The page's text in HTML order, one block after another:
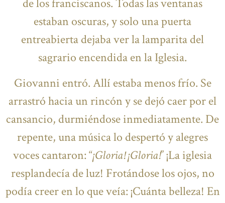
de los franciscanos. Todas las ventanas
estaban oscuras, y solo una puerta
entreabierta dejaba ver la lamparita del
sagrario encendida en la Iglesia.
Giovanni entró. Allí estaba menos frío. Se
arrastró hacia un rincón y se dejó caer por el
cansancio, durmiéndose inmediatamente. De
repente, una música lo despertó y alegres
voces cantaron: “¡Gloria! ¡Gloria!” ¡La iglesia
resplandecía de luz! Frotándose los ojos, no
podía creer en lo que veía: ¡Cuánta belleza! En